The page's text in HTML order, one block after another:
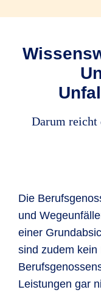
Darum reicht
Die
und
einer
sind zudem kein
Leistungen gar